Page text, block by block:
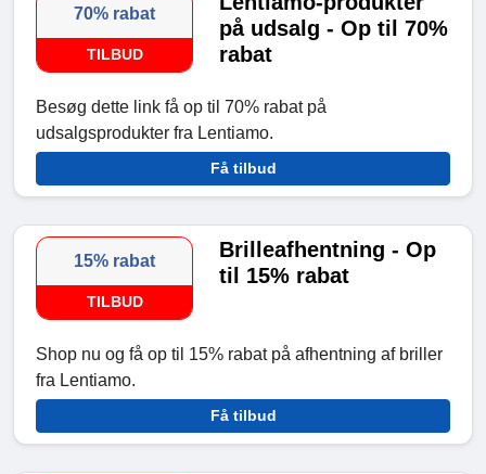
70% rabat
TILBUD
på udsalg - Op til 70%
rabat
Besøg dette link få op til 70% rabat på
udsalgsprodukter fra Lentiamo.
Få tilbud
15% rabat
TILBUD
Brilleafhentning - Op
til 15% rabat
Shop nu og få op til 15% rabat på afhentning af briller
fra Lentiamo.
Få tilbud